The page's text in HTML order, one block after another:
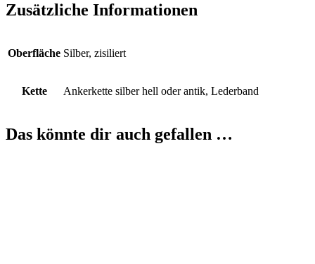
Zusätzliche Informationen
Oberfläche Silber, zisiliert
Kette Ankerkette silber hell oder antik, Lederband
Das könnte dir auch gefallen …